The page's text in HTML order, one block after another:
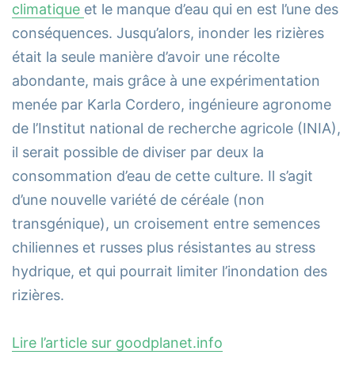
climatique et le manque d’eau qui en est l’une des
conséquences. Jusqu’alors, inonder les rizières
était la seule manière d’avoir une récolte
abondante, mais grâce à une expérimentation
menée par Karla Cordero, ingénieure agronome
de l’Institut national de recherche agricole (INIA),
il serait possible de diviser par deux la
consommation d’eau de cette culture. Il s’agit
d’une nouvelle variété de céréale (non
transgénique), un croisement entre semences
chiliennes et russes plus résistantes au stress
hydrique, et qui pourrait limiter l’inondation des
rizières.
Lire l’article sur goodplanet.info